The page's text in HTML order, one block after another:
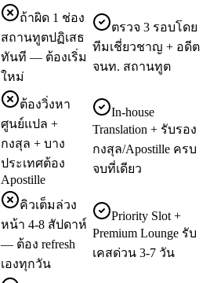
ถ้าผิด 1 ช่อง
สถานทูตปฏิเสธ
ทันที — ต้องเริ่ม
ใหม่
ตรวจ 3 รอบโดย
ทีมเชี่ยวชาญ + อดีต
จนท. สถานทูต
ต้องวิ่งหา
ศูนย์แปล +
กงสุล + บาง
ประเทศต้อง
Apostille
In-house
Translation + รับรอง
กงสุล/Apostille ครบ
จบที่เดียว
คิวเต็มล่วง
หน้า 4-8 สัปดาห์
— ต้อง refresh
เองทุกวัน
Priority Slot +
Premium Lounge รับ
เคสด่วน 3-7 วัน